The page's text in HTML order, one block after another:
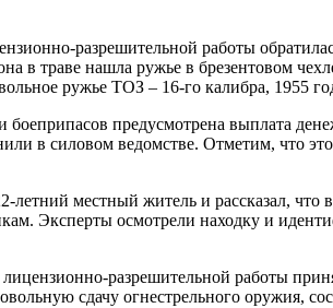
разрешительной работы
в траве нашла ружье в брезентовом
ружье ТОЗ – 16-го калибра, 1955
предусмотрена выплата
в силовом ведомстве. Отметим, что
местный житель и рассказал, что
Эксперты осмотрели находку и
разрешительной работы
сдачу огнестрельного оружия,